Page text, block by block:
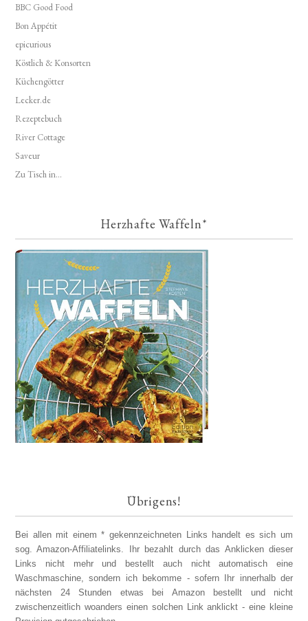
BBC Good Food
Bon Appétit
epicurious
Köstlich & Konsorten
Küchengötter
Lecker.de
Rezeptebuch
River Cottage
Saveur
Zu Tisch in...
Herzhafte Waffeln*
Übrigens!
Bei allen mit einem * gekennzeichneten Links handelt es sich um
sog. Amazon-Affiliatelinks. Ihr bezahlt durch das Anklicken dieser
Links nicht mehr und bestellt auch nicht automatisch eine
Waschmaschine, sondern ich bekomme - sofern Ihr innerhalb der
nächsten 24 Stunden etwas bei Amazon bestellt und nicht
zwischenzeitlich woanders einen solchen Link anklickt - eine kleine